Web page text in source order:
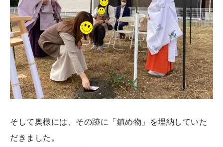
そして奥様には、その跡に「鎮め物」を埋納していた
だきました。